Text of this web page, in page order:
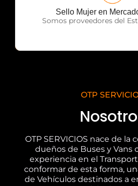
Sello Mujer en
Somos proveedores del
OTP Servicios
OTP
OTP SERVICIOS nace de la
dueños de Buses y Vans
experiencia en el
conformar de esta forma,
de Vehículos destinados a